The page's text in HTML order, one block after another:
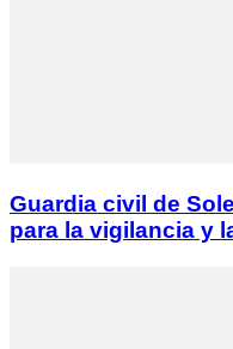
Guardia civil de
para la vigilancia y